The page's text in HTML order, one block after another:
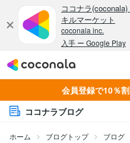
会員登録で10％
ココナラブログ
ホーム ブログトップ ブログ